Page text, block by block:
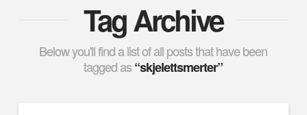
Tag Archive
Below you'll find a list of all posts that have been
tagged as“skjelettsmerter”